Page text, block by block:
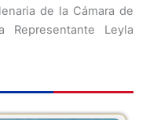
de la Cámara de
Representante Leyla